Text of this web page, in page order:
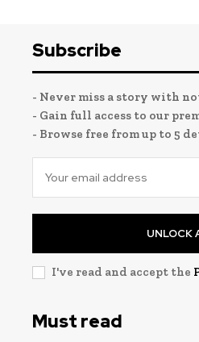
Subscribe
- Never miss a story with
- Gain full access to our
- Browse free from up to 5
UNLOCK
I've read and accept the
Must read